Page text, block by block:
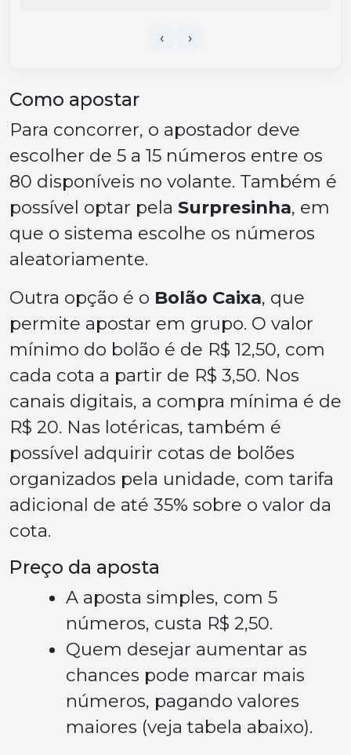
Como apostar
Para concorrer, o apostador deve
escolher de 5 a 15 números entre os
80 disponíveis no volante. Também é
possível optar pela Surpresinha, em
que o sistema escolhe os números
aleatoriamente.
Outra opção é o Bolão Caixa, que
permite apostar em grupo. O valor
mínimo do bolão é de R$ 12,50, com
cada cota a partir de R$ 3,50. Nos
canais digitais, a compra mínima é de
R$ 20. Nas lotéricas, também é
possível adquirir cotas de bolões
organizados pela unidade, com tarifa
adicional de até 35% sobre o valor da
cota.
Preço da aposta
A aposta simples, com 5
números, custa R$ 2,50.
Quem desejar aumentar as
chances pode marcar mais
números, pagando valores
maiores (veja tabela abaixo).